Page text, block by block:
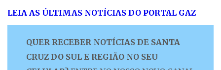
LEIA AS ÚLTIMAS NOTÍCIAS DO PORTAL GAZ
QUER RECEBER NOTÍCIAS DE SANTA
CRUZ DO SUL E REGIÃO NO SEU